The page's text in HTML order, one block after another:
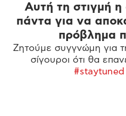
Αυτή τη στιγμή
πάντα για να
πρόβλημα
Ζητούμε συγγνώμη για
σίγουροι ότι θα